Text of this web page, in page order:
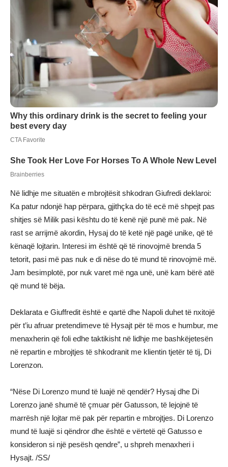
Në lidhje me situatën e mbrojtësit shkodran Giufredi deklaroi:
Ka patur ndonjë hap përpara, gjithçka do të ecë më shpejt pas
shitjes së Milik pasi kështu do të kenë një punë më pak. Në
rast se arrijmë akordin, Hysaj do të ketë një pagë unike, që të
kënaqë lojtarin. Interesi im është që të rinovojmë brenda 5
tetorit, pasi më pas nuk e di nëse do të mund të rinovojmë më.
Jam besimplotë, por nuk varet më nga unë, unë kam bërë atë
që mund të bëja.
Deklarata e Giuffredit është e qartë dhe Napoli duhet të nxitojë
për t’iu afruar pretendimeve të Hysajt për të mos e humbur, me
menaxherin që foli edhe taktikisht në lidhje me bashkëjetesën
në repartin e mbrojtjes të shkodranit me klientin tjetër të tij, Di
Lorenzon.
“Nëse Di Lorenzo mund të luajë në qendër? Hysaj dhe Di
Lorenzo janë shumë të çmuar për Gatusson, të lejojnë të
marrësh një lojtar më pak për repartin e mbrojtjes. Di Lorenzo
mund të luajë si qëndror dhe është e vërtetë që Gatusso e
konsideron si një pesësh qendre”, u shpreh menaxheri i
Hysajt. /SS/